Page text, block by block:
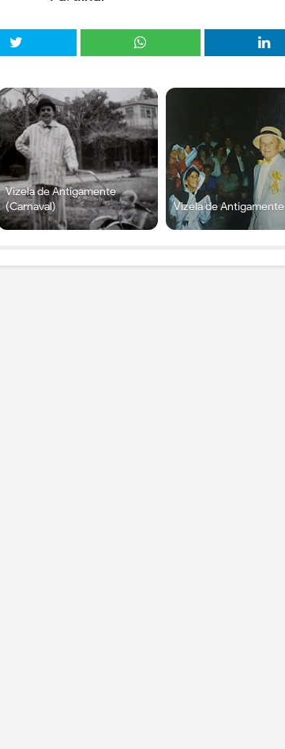
Vizela de Antigamente
(Carnaval)
Vizela de Antigamente